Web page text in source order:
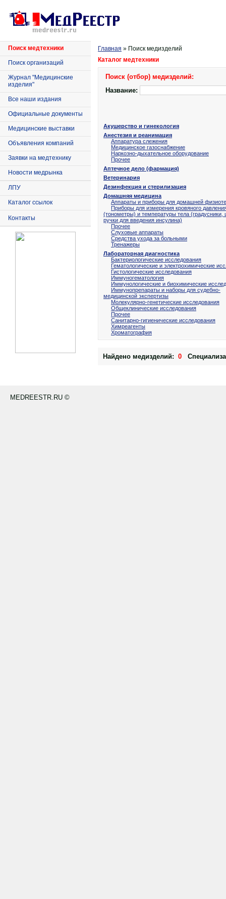
Поиск медтехники
Поиск организаций
Журнал "Медицинские
изделия"
Все наши издания
Официальные документы
Медицинские выставки
Объявления компаний
Заявки на медтехнику
Новости медрынка
ЛПУ
Каталог ссылок
Контакты
Главная » Поиск медизделий
Каталог медтехники
Поиск (отбор) медизделий:
Название:
Акушерство и гинекология
Анестезия и реанимация
Аппаратура слежения
Медицинское газоснабжение
Наркозно-дыхательное оборудование
Прочее
Аптечное дело (фармация)
Ветеринария
Дезинфекция и стерилизация
Домашняя медицина
Аппараты и приборы для домашней
Приборы для измерения кровяного
(тонометры) и температуры тела
ручки для введения инсулина)
Прочее
Слуховые аппараты
Средства ухода за больными
Тренажеры
Лабораторная диагностика
Бактериологические исследования
Гематологические и электрохимические
Гистологические исследования
Иммуногематология
Иммунологические и биохимические
Иммунопрепараты и наборы для судебно-
медицинской экспертизы
Молекулярно-генетические исследования
Общеклинические исследования
Прочее
Санитарно-гигиенические исследования
Химреагенты
Хроматография
Найдено медизделий: 0
MEDREESTR.RU ©